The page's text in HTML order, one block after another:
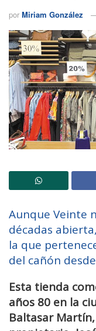
por Miriam González
Aunque Veinte
décadas
la que
del cañón
Esta tienda
años 80 en la
Baltasar